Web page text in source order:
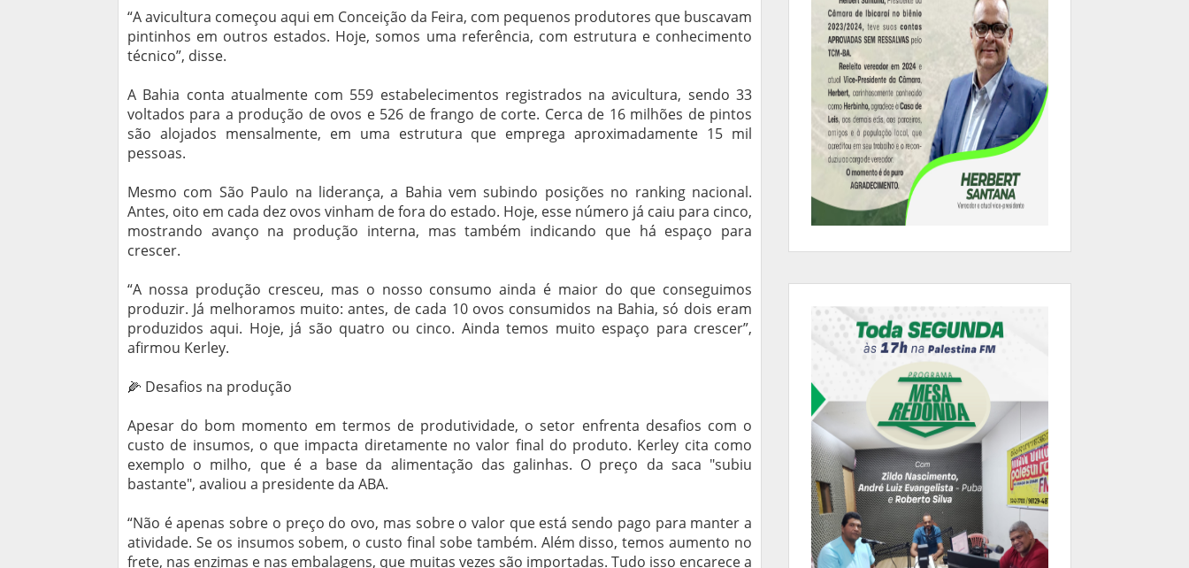
“A avicultura começou aqui em Conceição da Feira, com pequenos produtores que buscavam
pintinhos em outros estados. Hoje, somos uma referência, com estrutura e conhecimento
técnico”, disse.
A Bahia conta atualmente com 559 estabelecimentos registrados na avicultura, sendo 33
voltados para a produção de ovos e 526 de frango de corte. Cerca de 16 milhões de pintos
são alojados mensalmente, em uma estrutura que emprega aproximadamente 15 mil
pessoas.
Mesmo com São Paulo na liderança, a Bahia vem subindo posições no ranking nacional.
Antes, oito em cada dez ovos vinham de fora do estado. Hoje, esse número já caiu para cinco,
mostrando avanço na produção interna, mas também indicando que há espaço para
crescer.
“A nossa produção cresceu, mas o nosso consumo ainda é maior do que conseguimos
produzir. Já melhoramos muito: antes, de cada 10 ovos consumidos na Bahia, só dois eram
produzidos aqui. Hoje, já são quatro ou cinco. Ainda temos muito espaço para crescer”,
afirmou Kerley.
🌽 Desafios na produção
Apesar do bom momento em termos de produtividade, o setor enfrenta desafios com o
custo de insumos, o que impacta diretamente no valor final do produto. Kerley cita como
exemplo o milho, que é a base da alimentação das galinhas. O preço da saca "subiu
bastante", avaliou a presidente da ABA.
“Não é apenas sobre o preço do ovo, mas sobre o valor que está sendo pago para manter a
atividade. Se os insumos sobem, o custo final sobe também. Além disso, temos aumento no
frete, nas enzimas e nas embalagens, que muitas vezes são importadas. Tudo isso encarece a